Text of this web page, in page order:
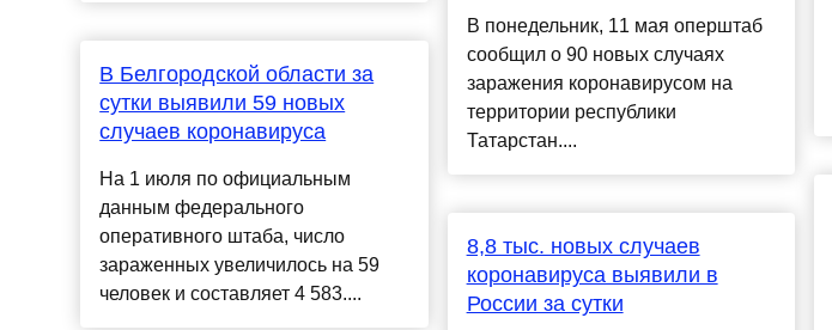
В Белгородской области за
сутки выявили 59 новых
случаев коронавируса
На 1 июля по официальным
данным федерального
оперативного штаба, число
зараженных увеличилось на 59
человек и составляет 4 583....
В понедельник, 11 мая оперштаб
сообщил о 90 новых случаях
заражения коронавирусом на
территории республики
Татарстан....
8,8 тыс. новых случаев
коронавируса выявили в
России за сутки